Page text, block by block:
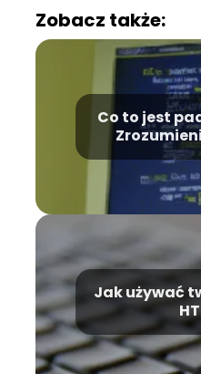
Zobacz także:
Co to jest
Jak używać